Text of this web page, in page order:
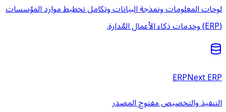
لوحات المعلومات ونمذجة البيانات وتكامل تخطيط موارد المؤسسات
(ERP) وخدمات ذكاء الأعمال المُدارة.
ERPNext ERP
التنفيذ والتخصيص مفتوح المصدر